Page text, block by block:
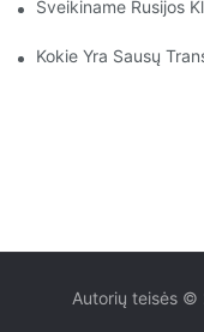
Sveikiname Rusijos
Kokie Yra Sausų
Autorių teisės ©